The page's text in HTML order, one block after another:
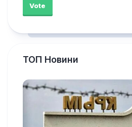
ТОП Новини